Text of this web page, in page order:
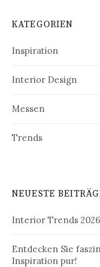
KATEGORIEN
Inspiration
Interior Design
Messen
Trends
NEUESTE
Interior Trends
Entdecken Sie
Inspiration pur!